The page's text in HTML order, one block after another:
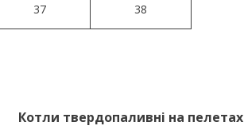
37 38
Котли твердопаливні на пелетах